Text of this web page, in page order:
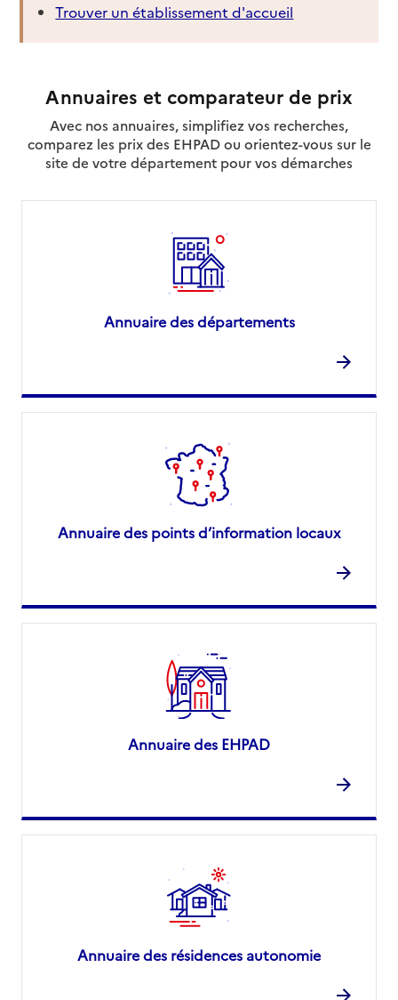
Trouver un établissement d'accueil
Annuaires et comparateur de prix
Avec nos annuaires, simplifiez vos recherches,
comparez les prix des EHPAD ou orientez-vous sur le
site de votre département pour vos démarches
Annuaire des départements
Annuaire des points d’information locaux
Annuaire des EHPAD
Annuaire des résidences autonomie